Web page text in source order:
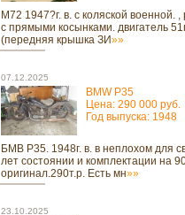
М72 1947?г. в. с коляской военной.
с прямыми косынками. двигатель
(передняя крышка ЗИ»»
07.12.2025
BMW P35
Цена: 290 000 руб.
Год выпуска: 1948
БМВ Р35. 1948г. в. в неплохом для
лет состоянии и комплектации на
оригинал.290т.р. Есть мн»»
23.10.2025